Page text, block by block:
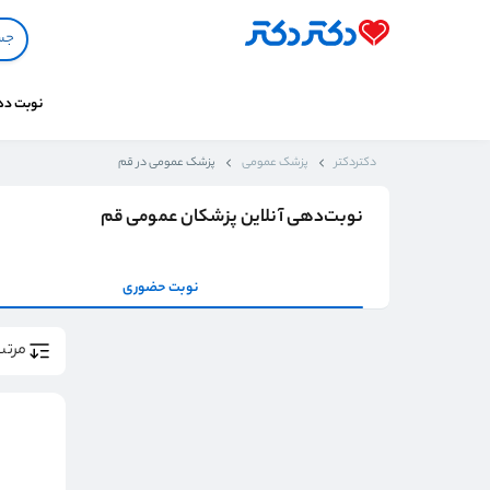
نوبت
دکتردکتر پزشک عمومی پزشک عمومی در قم
نوبت‌دهی آنلاین پزشکان عمومی قم
نوبت حضوری